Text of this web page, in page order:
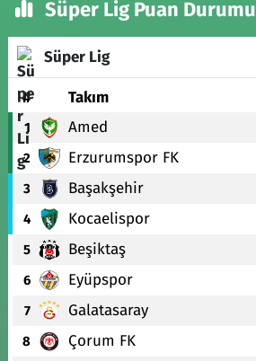
Süper Lig Puan Durumu
Süper Lig
# Takım
1 Amed
2 Erzurumspor FK
3 Başakşehir
4 Kocaelispor
5 Beşiktaş
6 Eyüpspor
7 Galatasaray
8 Çorum FK